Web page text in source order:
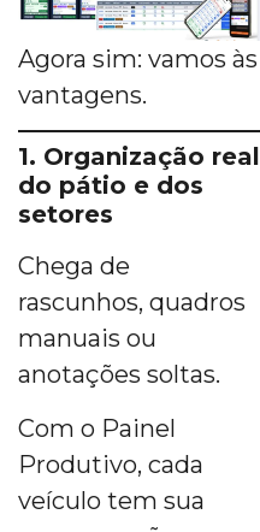
Agora sim: vamos às
vantagens.
1. Organização real
do pátio e dos
setores
Chega de
rascunhos, quadros
manuais ou
anotações soltas.
Com o Painel
Produtivo, cada
veículo tem sua